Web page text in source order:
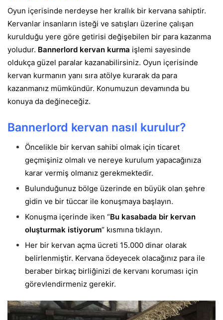
Oyun içerisinde nerdeyse her krallık bir kervana sahiptir.
Kervanlar insanların isteği ve satışları üzerine çalışan
kurulduğu yere göre getirisi değişebilen bir para kazanma
yoludur. Bannerlord kervan kurma işlemi sayesinde
oldukça güzel paralar kazanabilirsiniz. Oyun içerisinde
kervan kurmanın yanı sıra atölye kurarak da para
kazanmanız mümkündür. Konumuzun devamında bu
konuya da değineceğiz.
Bannerlord kervan nasıl kurulur?
Öncelikle bir kervan sahibi olmak için ticaret
geçmişiniz olmalı ve nereye kurulum yapacağınıza
karar vermiş olmanız gerekmektedir.
Bulunduğunuz bölge üzerinde en büyük olan şehre
gidin ve bir tüccar ile konuşmaya başlayın.
Konuşma içerinde iken “Bu kasabada bir kervan
oluşturmak istiyorum” kısmına tıklayın.
Her bir kervan açma ücreti 15.000 dinar olarak
belirlenmiştir. Kervana ödeyecek olacağınız para ile
beraber birkaç birliğinizi de kervanı koruması için
görevlendirmeniz gerekir.